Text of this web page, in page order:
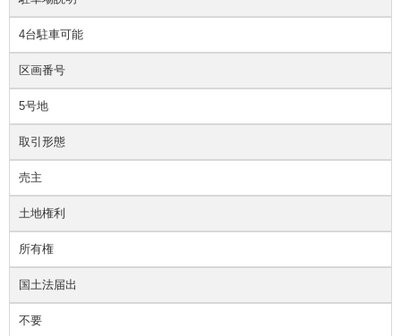
4台駐車可能
区画番号
5号地
取引形態
売主
土地権利
所有権
国土法届出
不要